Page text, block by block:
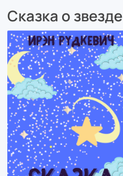
Сказка о звезде